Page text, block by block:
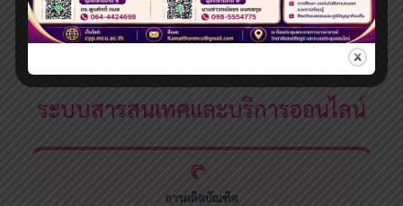
ระดับปริญญาโท
ระบบสารสนเทศและบริการออนไลน์
การผลิตบัณฑิต